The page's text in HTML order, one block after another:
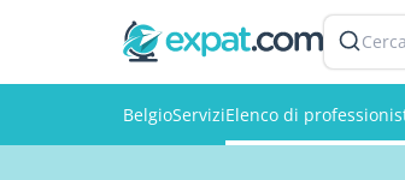
Cerca
BelgioServiziElenco di